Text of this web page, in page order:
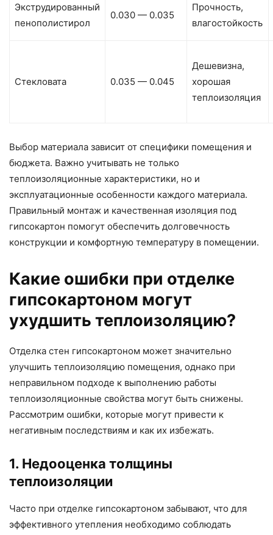
Экструдированный
пенополистирол
0.030 — 0.035
Прочность,
влагостойкость
Стекловата 0.035 — 0.045
Дешевизна,
хорошая
теплоизоляция
Выбор материала зависит от специфики помещения и
бюджета. Важно учитывать не только
теплоизоляционные характеристики, но и
эксплуатационные особенности каждого материала.
Правильный монтаж и качественная изоляция под
гипсокартон помогут обеспечить долговечность
конструкции и комфортную температуру в помещении.
Какие ошибки при отделке
гипсокартоном могут
ухудшить теплоизоляцию?
Отделка стен гипсокартоном может значительно
улучшить теплоизоляцию помещения, однако при
неправильном подходе к выполнению работы
теплоизоляционные свойства могут быть снижены.
Рассмотрим ошибки, которые могут привести к
негативным последствиям и как их избежать.
1. Недооценка толщины
теплоизоляции
Часто при отделке гипсокартоном забывают, что для
эффективного утепления необходимо соблюдать